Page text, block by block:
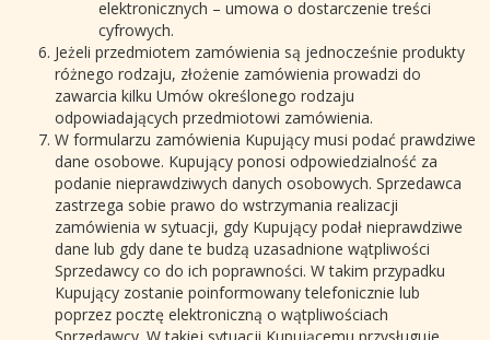
elektronicznych – umowa o dostarczenie treści
cyfrowych.
Jeżeli przedmiotem zamówienia są jednocześnie produkty
różnego rodzaju, złożenie zamówienia prowadzi do
zawarcia kilku Umów określonego rodzaju
odpowiadających przedmiotowi zamówienia.
W formularzu zamówienia Kupujący musi podać prawdziwe
dane osobowe. Kupujący ponosi odpowiedzialność za
podanie nieprawdziwych danych osobowych. Sprzedawca
zastrzega sobie prawo do wstrzymania realizacji
zamówienia w sytuacji, gdy Kupujący podał nieprawdziwe
dane lub gdy dane te budzą uzasadnione wątpliwości
Sprzedawcy co do ich poprawności. W takim przypadku
Kupujący zostanie poinformowany telefonicznie lub
poprzez pocztę elektroniczną o wątpliwościach